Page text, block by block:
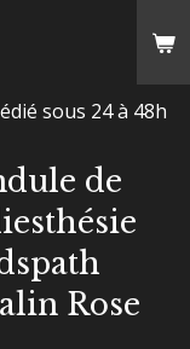
sous 24 à 48h
de
Rose